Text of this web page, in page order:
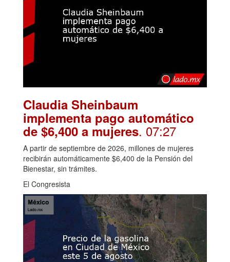
Claudia Sheinbaum
implementa pago automático
de $6,400 a mujeres. 07:27
A partir de septiembre de 2026, millones de mujeres
recibirán automáticamente $6,400 de la Pensión del
Bienestar, sin trámites.
El Congresista